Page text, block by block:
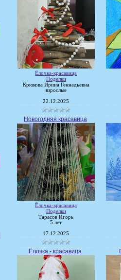
Ёлочка-красавица
Поделки
Крюкова Ирина Геннадьевна
взрослые
22.12.2025
Новогодняя красавица
Ёлочка-красавица
Поделки
Тарасов Игорь
5 лет
17.12.2025
Ёлочка - красавица